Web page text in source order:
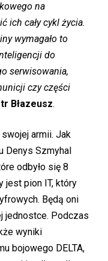
na
ich cały cykl życia.
wymagało to
do
serwisowania,
czy części
Błazeusz.
armii. Jak
Denys Szmyhal
odbyło się 8
jest pion IT, który
Będą oni
jednostce. Podczas
wyniki
bojowego DELTA,